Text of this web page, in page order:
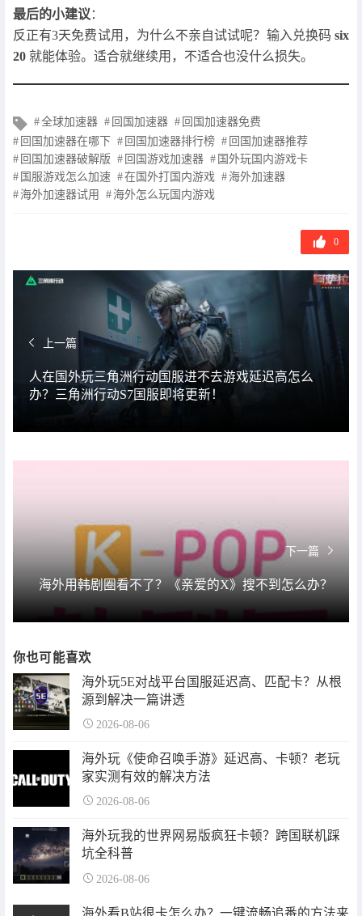
最后的小建议 ：
反正有3天免费试用，为什么不亲自试试呢？输入兑换码 six
20 就能体验。适合就继续用，不适合也没什么损失。
文
章
标
签
全球加速器 回国加速器
回国加速器免费
回国加速器在哪下
回国加速器排行榜
回国加速器推荐
回国加速器破解版
回国游戏加速器
国外玩国内游戏卡
国服游戏怎么加速
在国外打国内游戏
海外加速器
海外加速器试用
海外怎么玩国内游戏
0
上一篇
人在国外玩三角洲行动国服进不去游戏延迟高怎么
办？三角洲行动S7国服即将更新！
下一篇
海外用韩剧圈看不了？《亲爱的X》搜不到怎么办？
你也可能喜欢
海外玩5E对战平台国服延迟高、匹配卡？从根
源到解决一篇讲透
2026-08-06
海外玩《使命召唤手游》延迟高、卡顿？老玩
家实测有效的解决方法
2026-08-06
海外玩我的世界网易版疯狂卡顿？跨国联机踩
坑全科普
2026-08-06
海外看B站很卡怎么办？一键流畅追番的方法来